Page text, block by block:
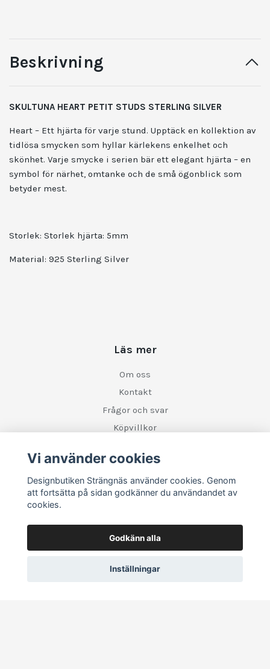
Beskrivning
SKULTUNA HEART PETIT STUDS STERLING SILVER
Heart – Ett hjärta för varje stund. Upptäck en kollektion av
tidlösa smycken som hyllar kärlekens enkelhet och
skönhet. Varje smycke i serien bär ett elegant hjärta – en
symbol för närhet, omtanke och de små ögonblick som
betyder mest.
Storlek: Storlek hjärta: 5mm
Material: 925 Sterling Silver
Läs mer
Om oss
Kontakt
Frågor och svar
Köpvillkor
Sociala medier
Vi använder cookies
Designbutiken Strängnäs använder cookies. Genom
att fortsätta på sidan godkänner du användandet av
cookies.
Godkänn alla
Inställningar